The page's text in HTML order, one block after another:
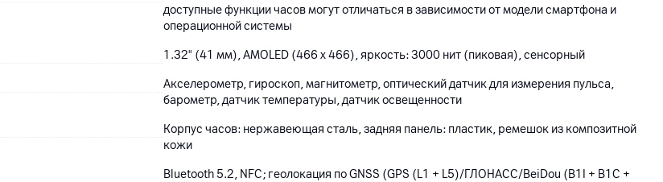
доступные функции часов могут отличаться в зависимости от модели смартфона и
операционной системы
1.32" (41 мм), AMOLED (466 x 466), яркость: 3000 нит (пиковая), сенсорный
Акселерометр, гироскоп, магнитометр, оптический датчик для измерения пульса,
барометр, датчик температуры, датчик освещенности
Корпус часов: нержавеющая сталь, задняя панель: пластик, ремешок из композитной
кожи
Bluetooth 5.2, NFC; геолокация по GNSS (GPS (L1 + L5)/ГЛОНАСС/BeiDou (B1I + B1C +